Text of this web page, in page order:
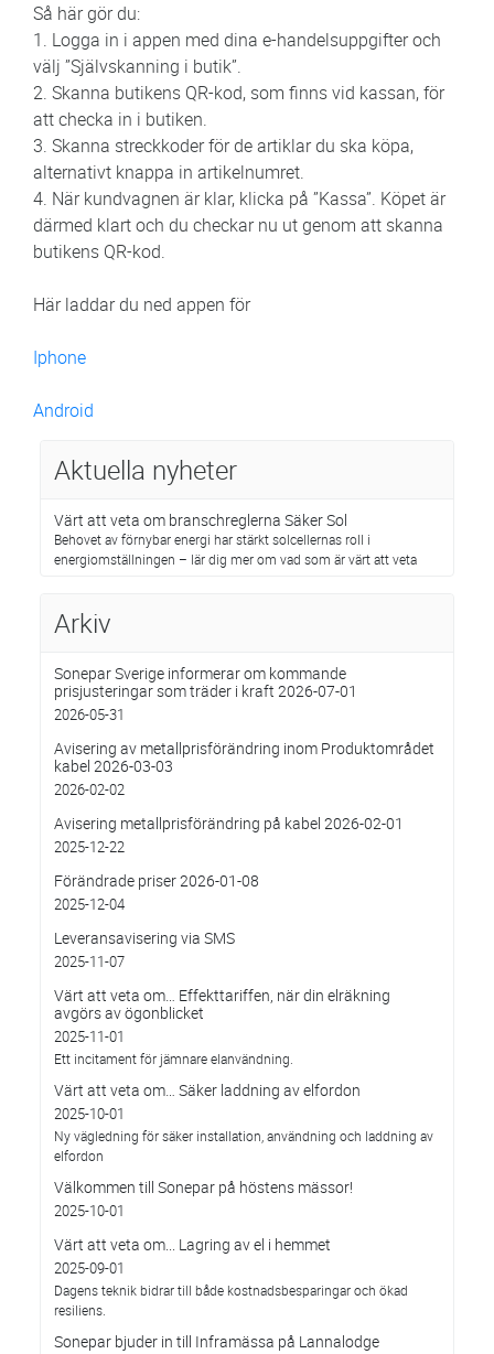
Så här gör du:
1. Logga in i appen med dina e-handelsuppgifter och
välj ”Självskanning i butik”.
2. Skanna butikens QR-kod, som finns vid kassan, för
att checka in i butiken.
3. Skanna streckkoder för de artiklar du ska köpa,
alternativt knappa in artikelnumret.
4. När kundvagnen är klar, klicka på ”Kassa”. Köpet är
därmed klart och du checkar nu ut genom att skanna
butikens QR-kod.
Här laddar du ned appen för
Iphone
Android
Aktuella nyheter
Värt att veta om branschreglerna Säker Sol
Behovet av förnybar energi har stärkt solcellernas roll i
energiomställningen – lär dig mer om vad som är värt att veta
Arkiv
Sonepar Sverige informerar om kommande
prisjusteringar som träder i kraft 2026-07-01
2026-05-31
Avisering av metallprisförändring inom Produktområdet
kabel 2026-03-03
2026-02-02
Avisering metallprisförändring på kabel 2026-02-01
2025-12-22
Förändrade priser 2026-01-08
2025-12-04
Leveransavisering via SMS
2025-11-07
Värt att veta om… Effekttariffen, när din elräkning
avgörs av ögonblicket
2025-11-01
Ett incitament för jämnare elanvändning.
Värt att veta om… Säker laddning av elfordon
2025-10-01
Ny vägledning för säker installation, användning och laddning av
elfordon
Välkommen till Sonepar på höstens mässor!
2025-10-01
Värt att veta om... Lagring av el i hemmet
2025-09-01
Dagens teknik bidrar till både kostnadsbesparingar och ökad
resiliens.
Sonepar bjuder in till Inframässa på Lannalodge